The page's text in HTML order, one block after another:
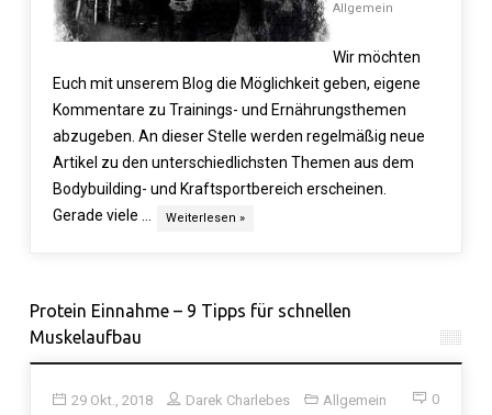
Allgemein
Wir möchten
Euch mit unserem Blog die Möglichkeit geben, eigene
Kommentare zu Trainings- und Ernährungsthemen
abzugeben. An dieser Stelle werden regelmäßig neue
Artikel zu den unterschiedlichsten Themen aus dem
Bodybuilding- und Kraftsportbereich erscheinen.
Gerade viele …
Weiterlesen »
Protein Einnahme – 9 Tipps für schnellen
Muskelaufbau
29 Okt., 2018 Darek Charlebes Allgemein 0